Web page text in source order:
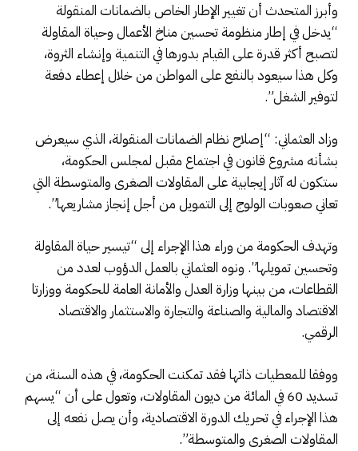
وأبرز المتحدث أن تغيير الإطار الخاص بالضمانات المنقولة
“يدخل في إطار منظومة تحسين مناخ الأعمال وحياة المقاولة
لتصبح أكثر قدرة على القيام بدورها في التنمية وإنشاء الثروة،
وكل هذا سيعود بالنفع على المواطن من خلال إعطاء دفعة
لتوفير الشغل”.
وزاد العثماني: “إصلاح نظام الضمانات المنقولة، الذي سيعرض
بشأنه مشروع قانون في اجتماع مقبل لمجلس الحكومة،
ستكون له آثار إيجابية على المقاولات الصغرى والمتوسطة التي
تعاني صعوبات الولوج إلى التمويل من أجل إنجاز مشاريعها”.
وتهدف الحكومة من وراء هذا الإجراء إلى “تيسير حياة المقاولة
وتحسين تمويلها”. ونوه العثماني بالعمل الدؤوب لعدد من
القطاعات، من بينها وزارة العدل والأمانة العامة للحكومة ووزارتا
الاقتصاد والمالية والصناعة والتجارة والاستثمار والاقتصاد
الرقمي.
ووفقا للمعطيات ذاتها فقد تمكنت الحكومة، في هذه السنة، من
تسديد 60 في المائة من ديون المقاولات، وتعول على أن “يسهم
هذا الإجراء في تحريك الدورة الاقتصادية، وأن يصل نفعه إلى
المقاولات الصغرى والمتوسطة”.